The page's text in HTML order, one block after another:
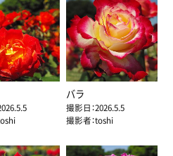
バラ
撮影日：2026.5.5
撮影者：toshi